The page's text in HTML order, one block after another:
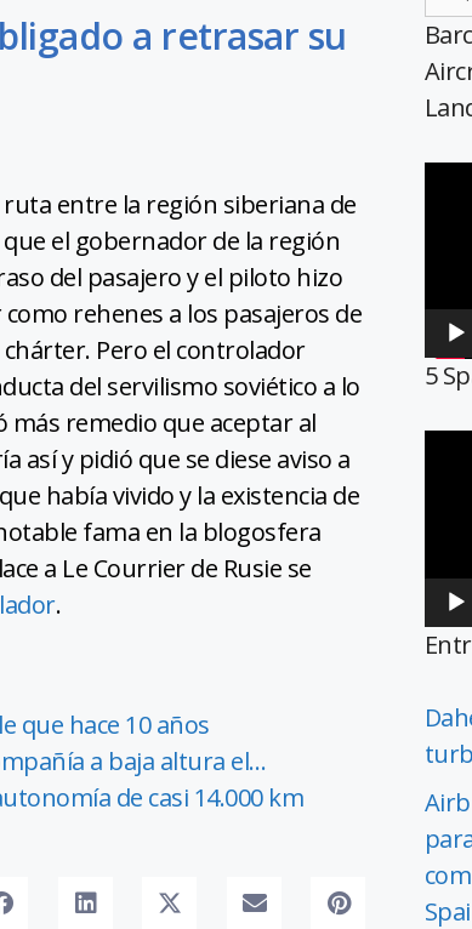
a retrasar su
entre la región siberiana de
el gobernador de la región
del pasajero y el piloto hizo
rehenes a los pasajeros de
Pero el controlador
del servilismo soviético a lo
más remedio que aceptar al
así y pidió que se diese aviso a
había vivido y la existencia de
fama en la blogosfera
a Le Courrier de Rusie se
.
que hace 10 años
a baja altura el…
de casi 14.000 km
5